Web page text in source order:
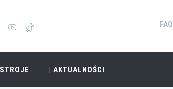
FAQ
STROJE | AKTUALNOŚCI